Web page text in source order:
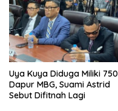
Uya Kuya Diduga Miliki 750
Dapur MBG, Suami Astrid
Sebut Difitnah Lagi